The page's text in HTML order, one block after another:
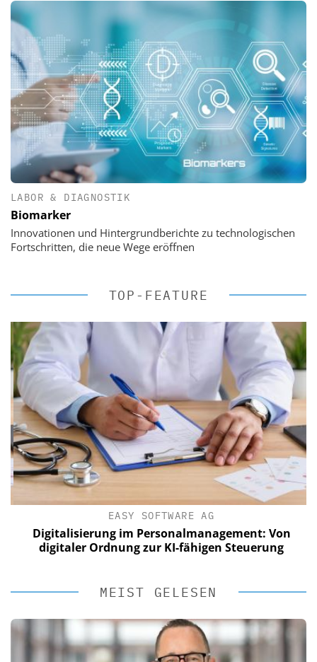
LABOR & DIAGNOSTIK
Biomarker
Innovationen und Hintergrundberichte zu technologischen
Fortschritten, die neue Wege eröffnen
TOP-FEATURE
EASY SOFTWARE AG
Digitalisierung im Personalmanagement: Von
digitaler Ordnung zur KI-fähigen Steuerung
MEIST GELESEN